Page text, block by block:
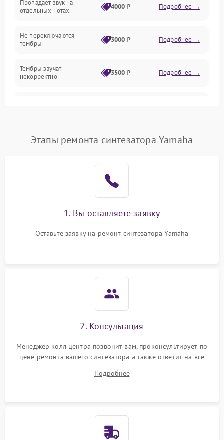
Оптика
Электроника
Пропадает звук на
отдельных нотах
4000 ₽ Подробнее →
Не переключаются
тембры
3000 ₽ Подробнее →
Тембры звучат
некорректно
3500 ₽ Подробнее →
Этапы ремонта синтезатора Yamaha
1. Вы оставляете заявку
Оставьте заявку на ремонт синтезатора Yamaha
2. Консультация
Менеджер колл центра позвонит вам, проконсультирует по
цене ремонта вашего синтезатора а также ответит на все
Подробнее